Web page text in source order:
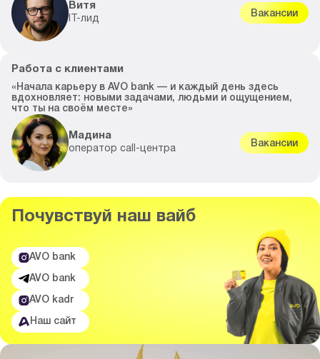
Витя
IT-лид
Вакансии
Работа с клиентами
«Начала карьеру в AVO bank — и каждый день здесь
вдохновляет: новыми задачами, людьми и ощущением,
что ты на своём месте»
Мадина
оператор call-центра
Вакансии
Почувствуй наш вайб
AVO bank
AVO bank
AVO kadr
Наш сайт